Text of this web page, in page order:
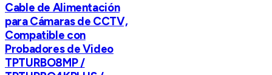
Cable de Alimentación
para Cámaras de CCTV,
Compatible con
Probadores de Video
TPTURBO8MP /